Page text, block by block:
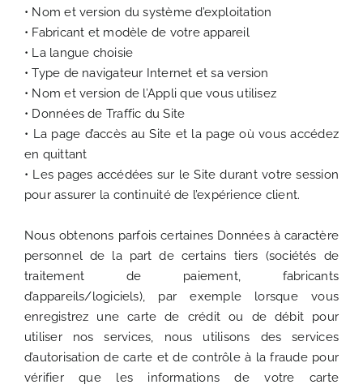
• Nom et version du système d’exploitation
• Fabricant et modèle de votre appareil
• La langue choisie
• Type de navigateur Internet et sa version
• Nom et version de l’Appli que vous utilisez
• Données de Traffic du Site
• La page d’accès au Site et la page où vous accédez
en quittant
• Les pages accédées sur le Site durant votre session
pour assurer la continuité de l’expérience client.
Nous obtenons parfois certaines Données à caractère
personnel de la part de certains tiers (sociétés de
traitement de paiement, fabricants
d’appareils/logiciels), par exemple lorsque vous
enregistrez une carte de crédit ou de débit pour
utiliser nos services, nous utilisons des services
d’autorisation de carte et de contrôle à la fraude pour
vérifier que les informations de votre carte